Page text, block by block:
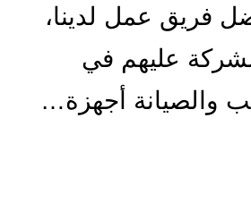
فريق عمل لدينا،
عليهم في
والصيانة أجهزة…